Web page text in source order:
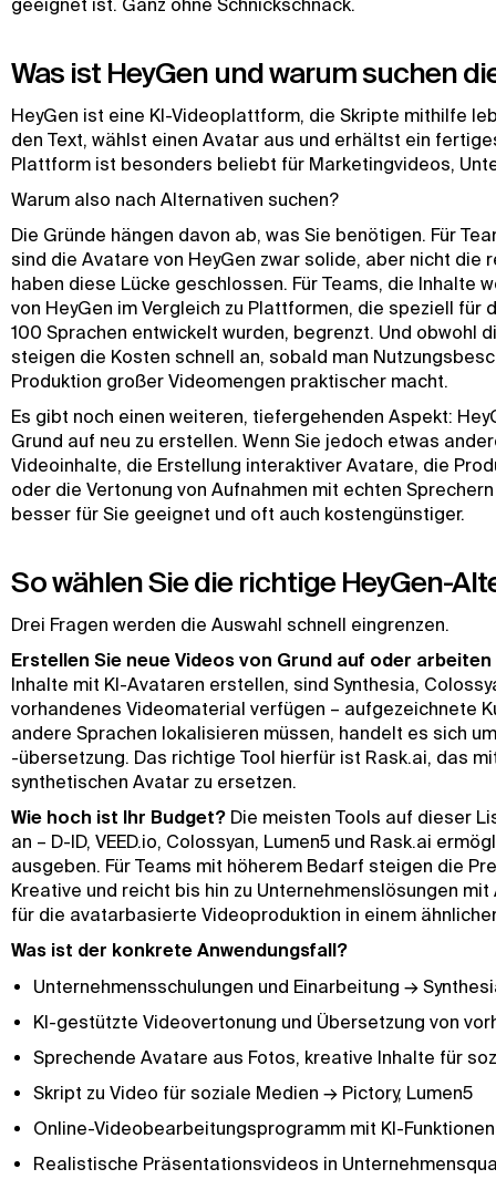
geeignet ist. Ganz ohne Schnickschnack.
Was ist HeyGen und warum suchen
HeyGen ist eine KI-Videoplattform, die Skripte mithilfe
den Text, wählst einen Avatar aus und erhältst ein
Plattform ist besonders beliebt für Marketingvideos,
Warum also nach Alternativen suchen?
Die Gründe hängen davon ab, was Sie benötigen. Für
sind die Avatare von HeyGen zwar solide, aber nicht
haben diese Lücke geschlossen. Für Teams, die
von HeyGen im Vergleich zu Plattformen, die speziell für
100 Sprachen entwickelt wurden, begrenzt. Und obwohl
steigen die Kosten schnell an, sobald man
Produktion großer Videomengen praktischer macht.
Es gibt noch einen weiteren, tiefergehenden Aspekt:
Grund auf neu zu erstellen. Wenn Sie jedoch etwas
Videoinhalte, die Erstellung interaktiver Avatare, die
oder die Vertonung von Aufnahmen mit echten
besser für Sie geeignet und oft auch kostengünstiger.
So wählen Sie die richtige HeyGen-
Drei Fragen werden die Auswahl schnell eingrenzen.
Erstellen Sie neue Videos von Grund auf oder
Inhalte mit KI-Avataren erstellen, sind Synthesia,
vorhandenes Videomaterial verfügen – aufgezeichnete
andere Sprachen lokalisieren müssen, handelt es sich
-übersetzung. Das richtige Tool hierfür ist Rask.ai, das
synthetischen Avatar zu ersetzen.
Wie hoch ist Ihr Budget? Die meisten Tools auf dieser
an – D-ID, VEED.io, Colossyan, Lumen5 und Rask.ai
ausgeben. Für Teams mit höherem Bedarf steigen die
Kreative und reicht bis hin zu Unternehmenslösungen
für die avatarbasierte Videoproduktion in einem
Was ist der konkrete Anwendungsfall?
Unternehmensschulungen und Einarbeitung →
KI-gestützte Videovertonung und Übersetzung von
Sprechende Avatare aus Fotos, kreative Inhalte für
Skript zu Video für soziale Medien → Pictory, Lumen5
Online-Videobearbeitungsprogramm mit KI-Funktionen
Realistische Präsentationsvideos in